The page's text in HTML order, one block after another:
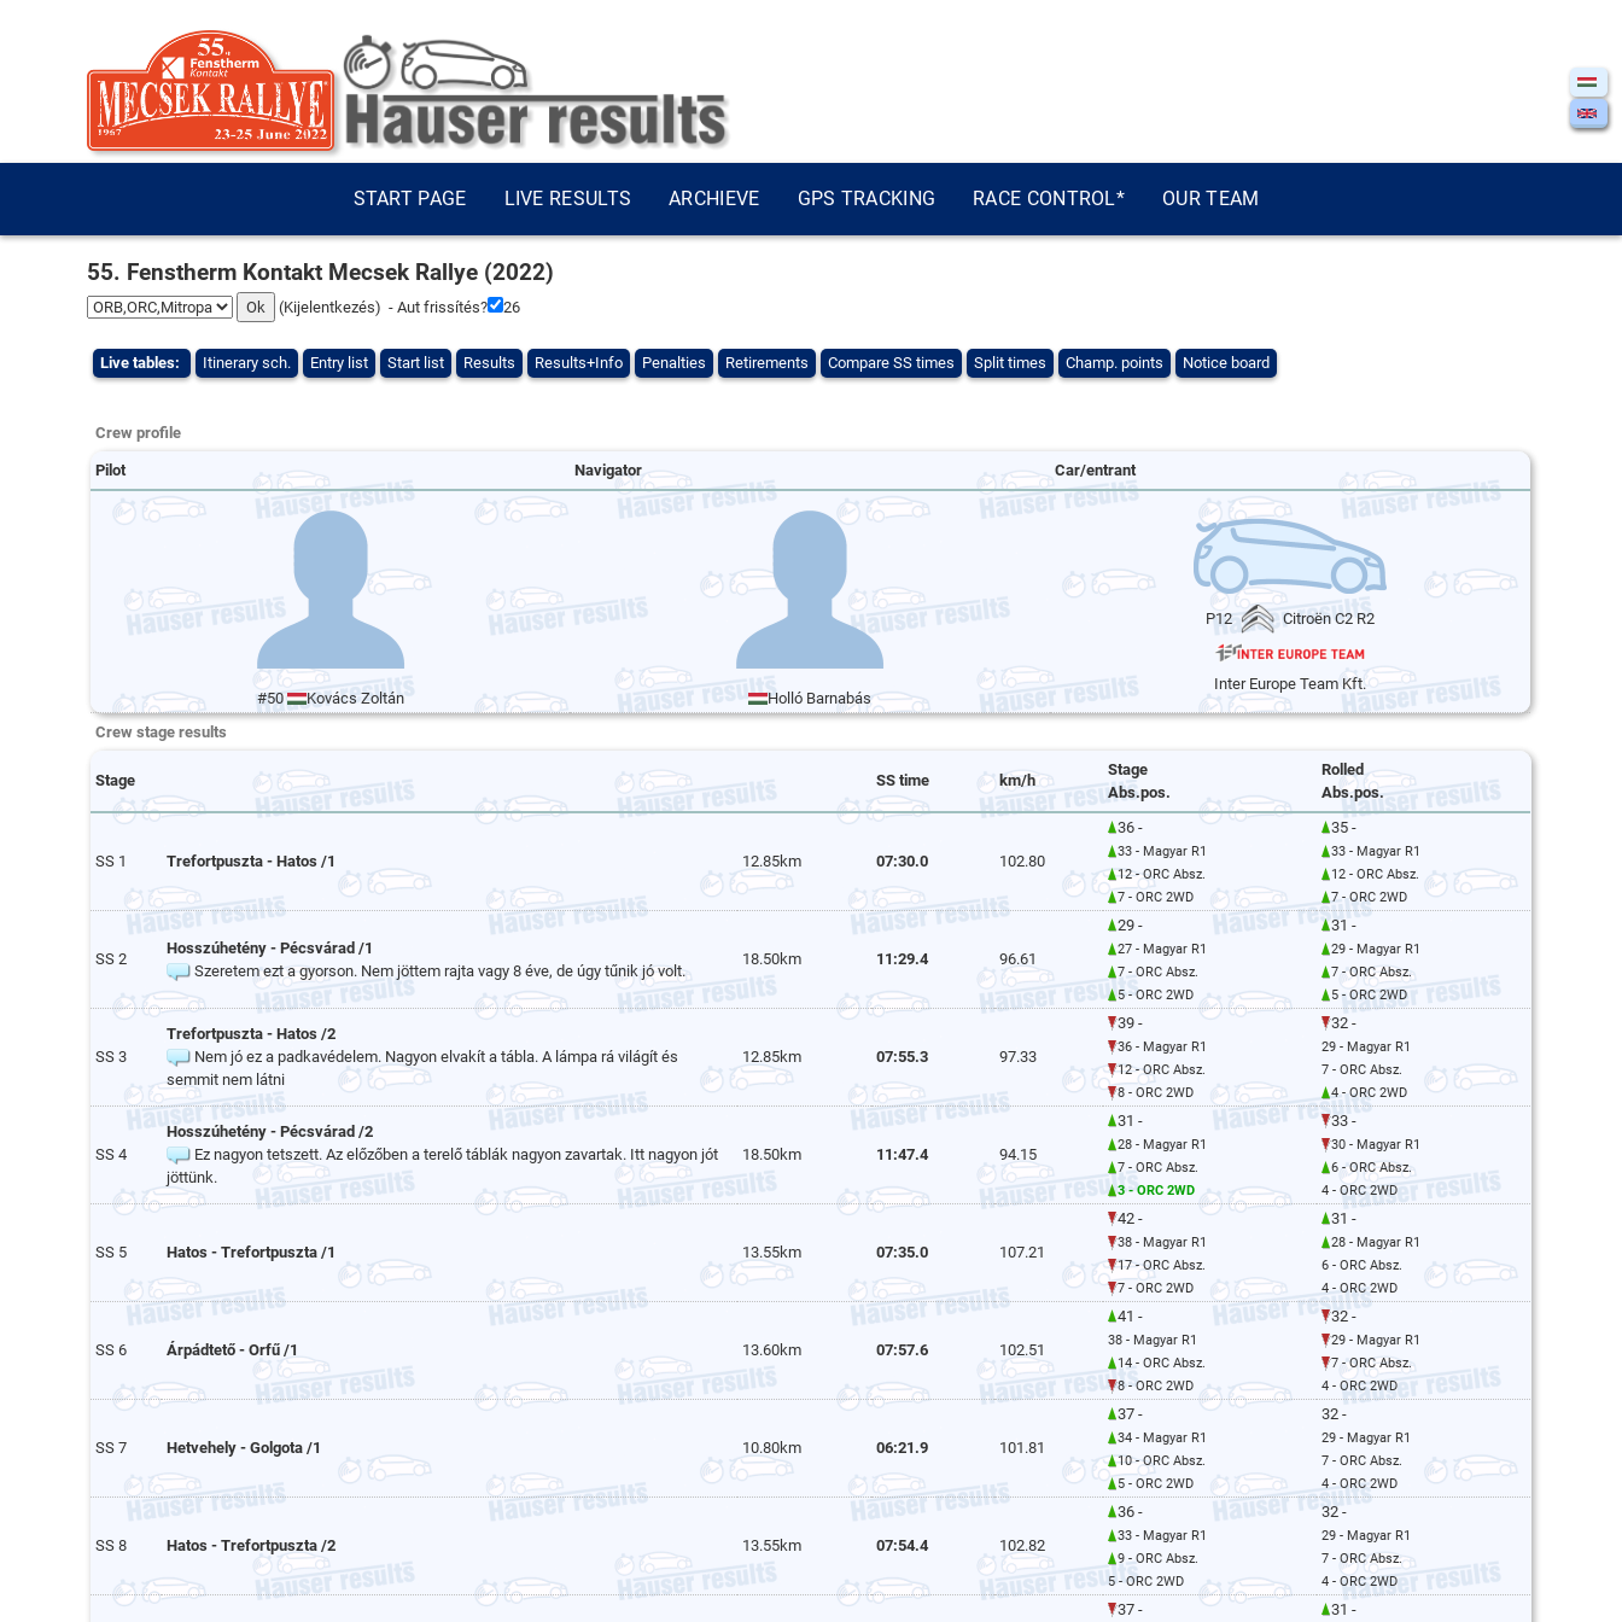
START PAGE LIVE RESULTS ARCHIEVE GPS TRACKING RACE CONTROL* OUR TEAM
55. Fenstherm Kontakt Mecsek Rallye (2022)
(Kijelentkezés) - Aut frissítés? 25
Live tables: Itinerary sch. Entry list Start list Results Results+Info Penalties Retirements Compare SS times Split times Champ. points Notice board
Crew profile
Pilot Navigator Car/entrant
#50 Kovács Zoltán Holló Barnabás
P12 Citroën C2 R2
Inter Europe Team Kft.
Crew stage results
Stage SS time km/h
Stage
Abs.pos.
Rolled
Abs.pos.
SS 1 Trefortpuszta - Hatos /1 12.85km 07:30.0 102.80
36 -
33 - Magyar R1
12 - ORC Absz.
7 - ORC 2WD
35 -
33 - Magyar R1
12 - ORC Absz.
7 - ORC 2WD
SS 2
Hosszúhetény - Pécsvárad /1
Szeretem ezt a gyorson. Nem jöttem rajta vagy 8 éve, de úgy tűnik jó volt.
18.50km 11:29.4 96.61
29 -
27 - Magyar R1
7 - ORC Absz.
5 - ORC 2WD
31 -
29 - Magyar R1
7 - ORC Absz.
5 - ORC 2WD
SS 3
Trefortpuszta - Hatos /2
Nem jó ez a padkavédelem. Nagyon elvakít a tábla. A lámpa rá világít és
semmit nem látni
12.85km 07:55.3 97.33
39 -
36 - Magyar R1
12 - ORC Absz.
8 - ORC 2WD
32 -
29 - Magyar R1
7 - ORC Absz.
4 - ORC 2WD
SS 4
Hosszúhetény - Pécsvárad /2
Ez nagyon tetszett. Az előzőben a terelő táblák nagyon zavartak. Itt nagyon jót
jöttünk.
18.50km 11:47.4 94.15
31 -
28 - Magyar R1
7 - ORC Absz.
3 - ORC 2WD
33 -
30 - Magyar R1
6 - ORC Absz.
4 - ORC 2WD
SS 5 Hatos - Trefortpuszta /1 13.55km 07:35.0 107.21
42 -
38 - Magyar R1
17 - ORC Absz.
7 - ORC 2WD
31 -
28 - Magyar R1
6 - ORC Absz.
4 - ORC 2WD
SS 6 Árpádtető - Orfű /1 13.60km 07:57.6 102.51
41 -
38 - Magyar R1
14 - ORC Absz.
8 - ORC 2WD
32 -
29 - Magyar R1
7 - ORC Absz.
4 - ORC 2WD
SS 7 Hetvehely - Golgota /1 10.80km 06:21.9 101.81
37 -
34 - Magyar R1
10 - ORC Absz.
5 - ORC 2WD
32 -
29 - Magyar R1
7 - ORC Absz.
4 - ORC 2WD
SS 8 Hatos - Trefortpuszta /2 13.55km 07:54.4 102.82
36 -
33 - Magyar R1
9 - ORC Absz.
5 - ORC 2WD
32 -
29 - Magyar R1
7 - ORC Absz.
4 - ORC 2WD
37 - 31 -